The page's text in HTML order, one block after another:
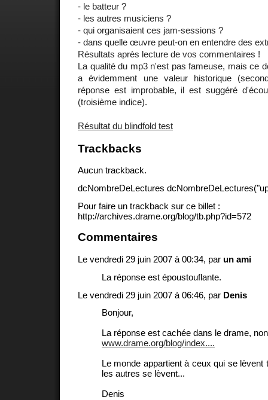
- le batteur ?
- les autres musiciens ?
- qui organisaient ces jam-sessions ?
- dans quelle œuvre peut-on en entendre des
Résultats après lecture de vos commentaires !
La qualité du mp3 n'est pas fameuse, mais ce
a évidemment une valeur historique
réponse est improbable, il est suggéré
(troisième indice).
Résultat du blindfold test
Trackbacks
Aucun trackback.
dcNombreDeLectures
Pour faire un trackback sur ce billet :
http://archives.drame.org/blog/tb.php?id=572
Commentaires
Le vendredi 29 juin 2007 à 00:34, par un ami
La réponse est époustouflante.
Le vendredi 29 juin 2007 à 06:46, par Denis
Bonjour,
La réponse est cachée dans le drame,
www.drame.org/blog/index....
Le monde appartient à ceux qui se lèvent
les autres se lèvent...
Denis